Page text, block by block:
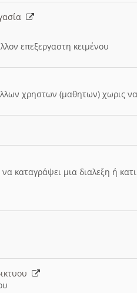
επεξεργαστη κειμένου
χρηστων (μαθητων) χωρις
καταγράψει μια διαλεξη ή